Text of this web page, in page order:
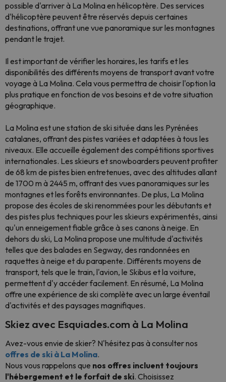
possible d'arriver à La Molina en hélicoptère. Des services
d'hélicoptère peuvent être réservés depuis certaines
destinations, offrant une vue panoramique sur les montagnes
pendant le trajet.
Il est important de vérifier les horaires, les tarifs et les
disponibilités des différents moyens de transport avant votre
voyage à La Molina. Cela vous permettra de choisir l'option la
plus pratique en fonction de vos besoins et de votre situation
géographique.
La Molina est une station de ski située dans les Pyrénées
catalanes, offrant des pistes variées et adaptées à tous les
niveaux. Elle accueille également des compétitions sportives
internationales. Les skieurs et snowboarders peuvent profiter
de 68 km de pistes bien entretenues, avec des altitudes allant
de 1700 m à 2445 m, offrant des vues panoramiques sur les
montagnes et les forêts environnantes. De plus, La Molina
propose des écoles de ski renommées pour les débutants et
des pistes plus techniques pour les skieurs expérimentés, ainsi
qu'un enneigement fiable grâce à ses canons à neige. En
dehors du ski, La Molina propose une multitude d'activités
telles que des balades en Segway, des randonnées en
raquettes à neige et du parapente. Différents moyens de
transport, tels que le train, l'avion, le Skibus et la voiture,
permettent d'y accéder facilement. En résumé, La Molina
offre une expérience de ski complète avec un large éventail
d'activités et des paysages magnifiques.
Skiez avec Esquiades.com à La Molina
Avez-vous envie de skier? N'hésitez pas à consulter nos
offres de ski à La Molina.
Nous vous rappelons que nos offres incluent toujours
l'hébergement et le forfait de ski. Choisissez